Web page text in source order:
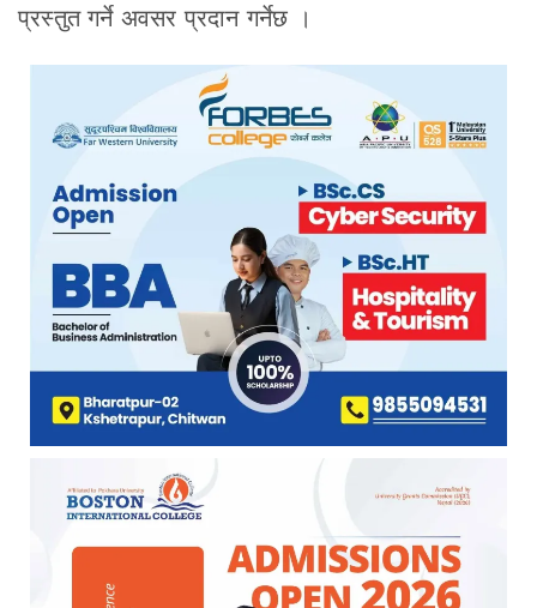
प्रस्तुत गर्ने अवसर प्रदान गर्नेछ ।